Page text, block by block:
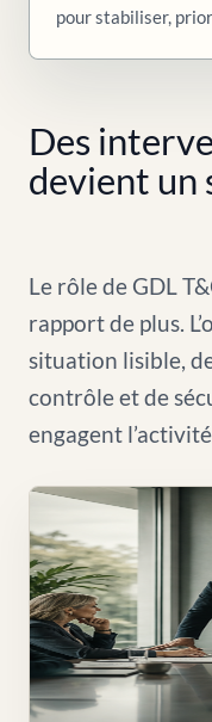
pour stabiliser,
Des
devient un
Le rôle de GDL
rapport de plus.
situation lisible,
contrôle et de
engagent